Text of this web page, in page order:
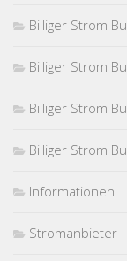
Billiger Strom
Billiger Strom
Billiger Strom
Billiger Strom
Informationen
Stromanbieter